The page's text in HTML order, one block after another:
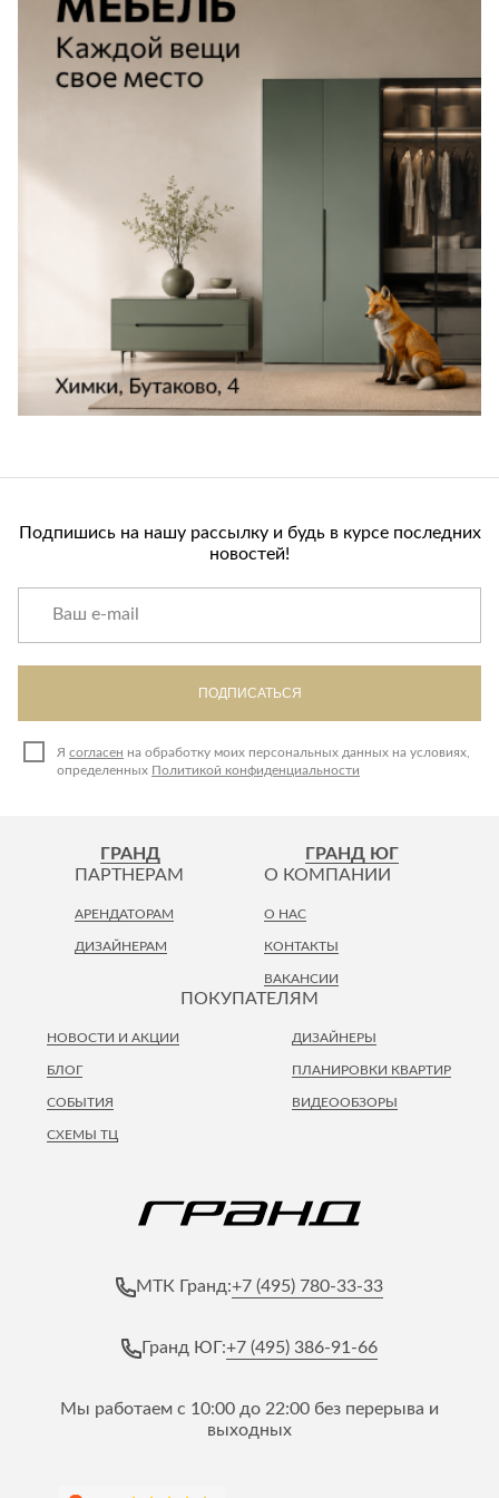
Подпишись на нашу рассылку и будь в курсе последних
новостей!
ПОДПИСАТЬСЯ
Я согласен на обработку моих персональных данных на условиях,
определенных Политикой конфиденциальности
ГРАНД ГРАНД ЮГ
ПОКУПАТЕЛЯМ
НОВОСТИ И АКЦИИ
ПЛАНИРОВКИ КВАРТИР
ВИДЕООБЗОРЫ
БЛОГ
СОБЫТИЯ
СХЕМЫ ТЦ
ДИЗАЙНЕРЫ
ПАРТНЕРАМ
АРЕНДАТОРАМ
ДИЗАЙНЕРАМ
О КОМПАНИИ
О НАС
КОНТАКТЫ
ВАКАНСИИ
МТК Гранд:+7 (495) 780-33-33
Гранд ЮГ:+7 (495) 386-91-66
Мы работаем с 10:00 до 22:00 без перерыва и
выходных